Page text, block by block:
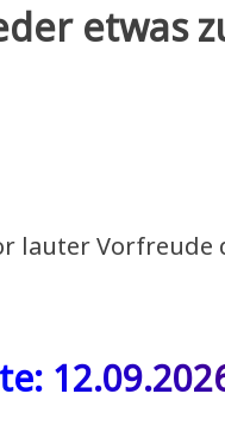
etwas
lauter Vorfreude